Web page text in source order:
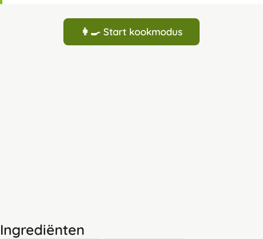
👩‍🍳 Start kookmodus
Ingrediënten